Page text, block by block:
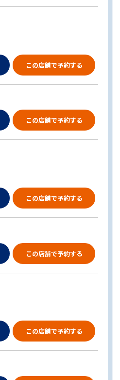
この店舗で予約する
この店舗で予約する
この店舗で予約する
この店舗で予約する
この店舗で予約する